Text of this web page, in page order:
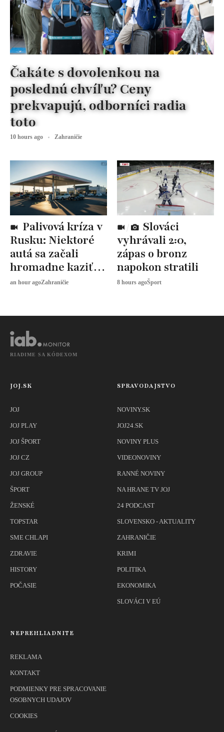
Rusku: Niektoré
autá sa začali
hromadne kaziť,
dôvodom je
an hour agoZahraničie
vyhrávali 2:0,
zápas o bronz
napokon stratili
8 hours agoŠport
Čakáte s dovolenkou na
poslednú chvíľu? Ceny
prekvapujú, odborníci radia
toto
10 hours ago Zahraničie
RIADIME SA KÓDEXOM
JOJ.SK
JOJ
JOJ PLAY
JOJ ŠPORT
JOJ CZ
JOJ GROUP
ŠPORT
ŽENSKÉ
TOPSTAR
SME CHLAPI
ZDRAVIE
HISTORY
POČASIE
SPRAVODAJSTVO
NOVINY.SK
JOJ24.SK
NOVINY PLUS
VIDEONOVINY
RANNÉ NOVINY
NA HRANE TV JOJ
24 PODCAST
SLOVENSKO - AKTUALITY
ZAHRANIČIE
KRIMI
POLITIKA
EKONOMIKA
SLOVÁCI V EÚ
NEPREHLIADNITE
REKLAMA
KONTAKT
PODMIENKY PRE SPRACOVANIE
OSOBNYCH UDAJOV
COOKIES